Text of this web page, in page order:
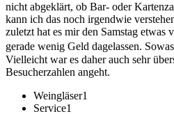
nicht abgeklärt, ob Bar- oder
kann ich das noch irgendwie
zuletzt hat es mir den Samstag etwas
gerade wenig Geld dagelassen.
Vielleicht war es daher auch sehr
Besucherzahlen angeht.
Weingläser1
Service1